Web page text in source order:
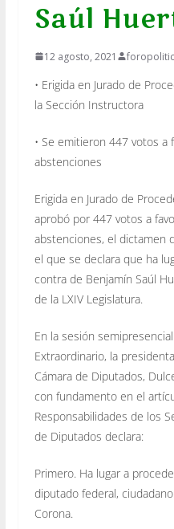
Saúl
12 agosto, 2021
• Erigida en Jurado de
la Sección Instructora
• Se emitieron 447 votos a
abstenciones
Erigida en Jurado de
aprobó por 447 votos a
abstenciones, el dictamen
el que se declara que ha
contra de Benjamín Saúl
de la LXIV Legislatura.
En la sesión
Extraordinario, la
Cámara de Diputados,
con fundamento en el
Responsabilidades de los
de Diputados declara:
Primero. Ha lugar a
diputado federal,
Corona.